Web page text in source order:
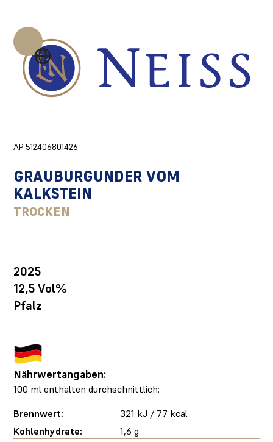
AP-512406801426
GRAUBURGUNDER VOM
KALKSTEIN
TROCKEN
2025
12,5 Vol%
Pfalz
Nährwertangaben:
100 ml enthalten durchschnittlich:
Brennwert:
321 kJ / 77 kcal
Kohlenhydrate:
1,6 g